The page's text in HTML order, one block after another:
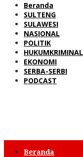
Beranda
SULTENG
SULAWESI
NASIONAL
POLITIK
HUKUMKRIMINAL
EKONOMI
SERBA-SERBI
PODCAST
Beranda